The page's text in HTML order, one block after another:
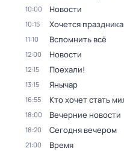
10:00 Новости
10:15 Хочется праздника
11:10 Вспомнить всё
12:00 Новости
12:15 Поехали!
13:15 Янычар
16:55 Кто хочет стать
18:00 Вечерние новости
18:20 Сегодня вечером
21:00 Время